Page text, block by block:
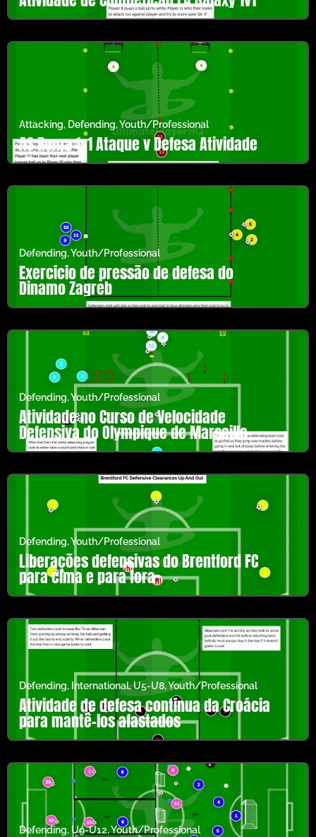
Attacking, Defending,Youth/Professional
AS Roma 1v1 Ataque v Defesa Atividade
Defending,Youth/Professional
Exercício de pressão de defesa do
Dinamo Zagreb
Defending,Youth/Professional
Atividade no Curso de Velocidade
Defensiva do Olympique de Marseille
Defending,Youth/Professional
Liberações defensivas do Brentford FC
para cima e para fora
Defending, International,U5-U8,Youth/Professional
Atividade de defesa contínua da Croácia
para mantê-los afastados
Defending, U9-U12,Youth/Professional